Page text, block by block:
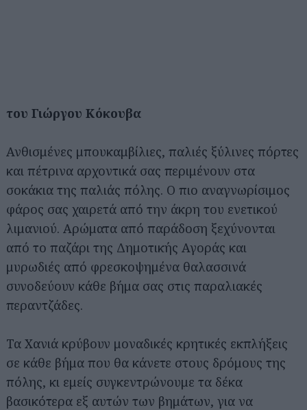
του Γιώργου Κόκουβα
Ανθισμένες μπουκαμβίλιες, παλιές ξύλινες πόρτες
και πέτρινα αρχοντικά σας περιμένουν στα
σοκάκια της παλιάς πόλης. Ο πιο αναγνωρίσιμος
φάρος σας χαιρετά από την άκρη του ενετικού
λιμανιού. Αρώματα από παράδοση ξεχύνονται
από το παζάρι της Δημοτικής Αγοράς και
μυρωδιές από φρεσκοψημένα θαλασσινά
συνοδεύουν κάθε βήμα σας στις παραλιακές
περαντζάδες.
Τα Χανιά κρύβουν μοναδικές κρητικές εκπλήξεις
σε κάθε βήμα που θα κάνετε στους δρόμους της
πόλης, κι εμείς συγκεντρώνουμε τα δέκα
βασικότερα εξ αυτών των βημάτων, για να